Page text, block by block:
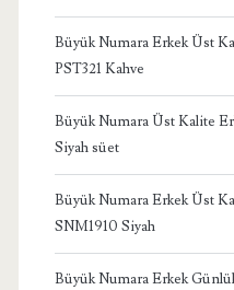
Büyük Numara Erkek Üst
PST321 Kahve
Büyük Numara Üst Kalite
Siyah süet
Büyük Numara Erkek Üst
SNM1910 Siyah
Büyük Numara Erkek